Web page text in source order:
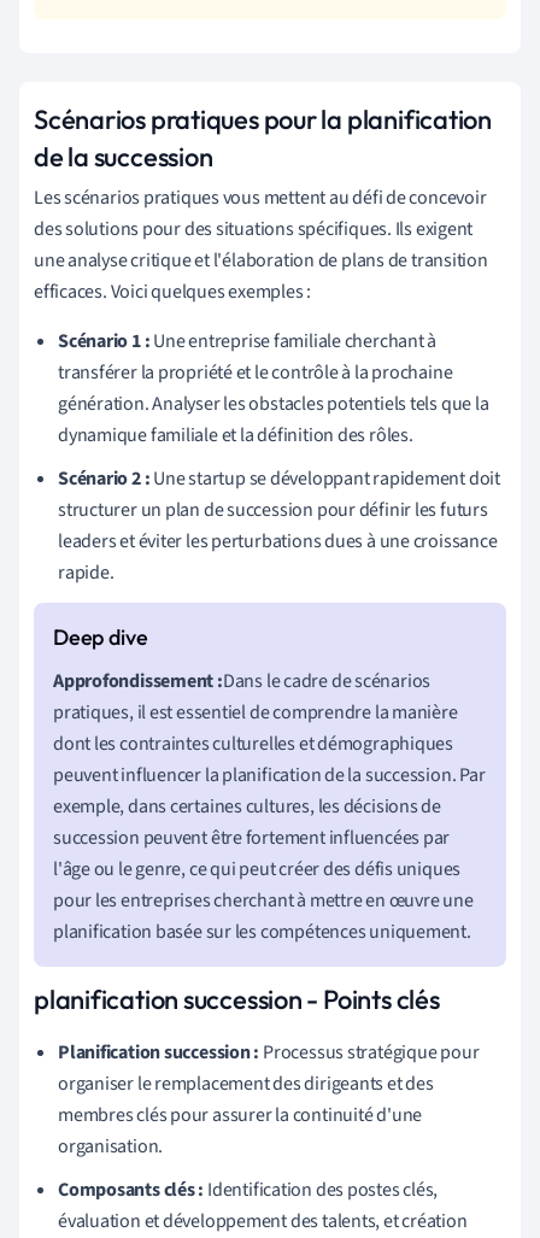
Scénarios pratiques pour la planification
de la succession
Les scénarios pratiques vous mettent au défi de concevoir
des solutions pour des situations spécifiques. Ils exigent
une analyse critique et l'élaboration de plans de transition
efficaces. Voici quelques exemples :
Scénario 1 :Une entreprise familiale cherchant à
transférer la propriété et le contrôle à la prochaine
génération. Analyser les obstacles potentiels tels que la
dynamique familiale et la définition des rôles.
Scénario 2 :Une startup se développant rapidement doit
structurer un plan de succession pour définir les futurs
leaders et éviter les perturbations dues à une croissance
rapide.
Approfondissement :Dans le cadre de scénarios
pratiques, il est essentiel de comprendre la manière
dont les contraintes culturelles et démographiques
peuvent influencer la planification de la succession. Par
exemple, dans certaines cultures, les décisions de
succession peuvent être fortement influencées par
l'âge ou le genre, ce qui peut créer des défis uniques
pour les entreprises cherchant à mettre en œuvre une
planification basée sur les compétences uniquement.
planification succession - Points clés
Planification succession : Processus stratégique pour
organiser le remplacement des dirigeants et des
membres clés pour assurer la continuité d'une
organisation.
Composants clés : Identification des postes clés,
évaluation et développement des talents, et création